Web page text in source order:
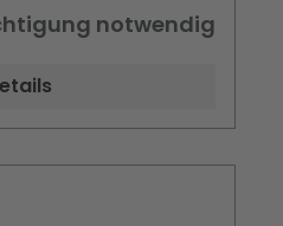
notwendig